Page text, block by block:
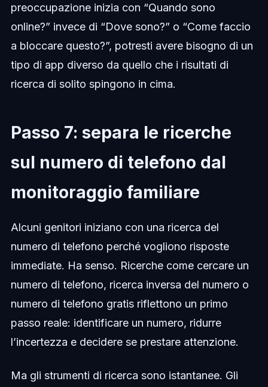
preoccupazione inizia con “Quando sono
online?” invece di “Dove sono?” o “Come faccio
a bloccare questo?”, potresti avere bisogno di un
tipo di app diverso da quello che i risultati di
ricerca di solito spingono in cima.
Passo 7: separa le ricerche
sul numero di telefono dal
monitoraggio familiare
Alcuni genitori iniziano con una ricerca del
numero di telefono perché vogliono risposte
immediate. Ha senso. Ricerche come cercare un
numero di telefono, ricerca inversa del numero o
numero di telefono gratis riflettono un primo
passo reale: identificare un numero, ridurre
l’incertezza e decidere se prestare attenzione.
Ma gli strumenti di ricerca sono istantanee. Gli